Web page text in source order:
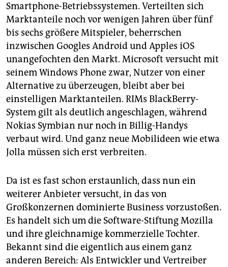
abo
genossenschaft
epaper login
Smartphone-Betriebssystemen. Verteilten sich
Marktanteile noch vor wenigen Jahren über fünf
bis sechs größere Mitspieler, beherrschen
inzwischen Googles Android und Apples iOS
unangefochten den Markt. Microsoft versucht mit
seinem Windows Phone zwar, Nutzer von einer
Alternative zu überzeugen, bleibt aber bei
einstelligen Marktanteilen. RIMs BlackBerry-
System gilt als deutlich angeschlagen, während
Nokias Symbian nur noch in Billig-Handys
verbaut wird. Und ganz neue Mobilideen wie etwa
Jolla müssen sich erst verbreiten.
Da ist es fast schon erstaunlich, dass nun ein
weiterer Anbieter versucht, in das von
Großkonzernen dominierte Business vorzustoßen.
Es handelt sich um die Software-Stiftung Mozilla
und ihre gleichnamige kommerzielle Tochter.
Bekannt sind die eigentlich aus einem ganz
anderen Bereich: Als Entwickler und Vertreiber